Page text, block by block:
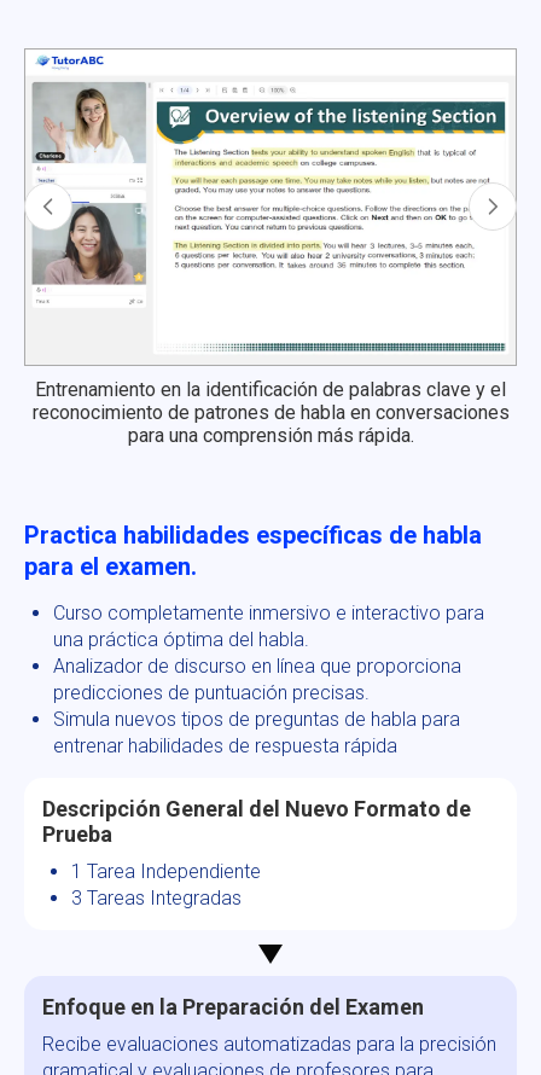
Entrenamiento en la identificación de palabras clave y el
reconocimiento de patrones de habla en conversaciones
para una comprensión más rápida.
Practica habilidades específicas de habla
para el examen.
Curso completamente inmersivo e interactivo para
una práctica óptima del habla.
Analizador de discurso en línea que proporciona
predicciones de puntuación precisas.
Simula nuevos tipos de preguntas de habla para
entrenar habilidades de respuesta rápida
Descripción General del Nuevo Formato de
Prueba
1 Tarea Independiente
3 Tareas Integradas
Enfoque en la Preparación del Examen
Recibe evaluaciones automatizadas para la precisión
gramatical y evaluaciones de profesores para